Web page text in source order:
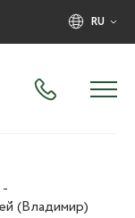
RU
(Владимир)